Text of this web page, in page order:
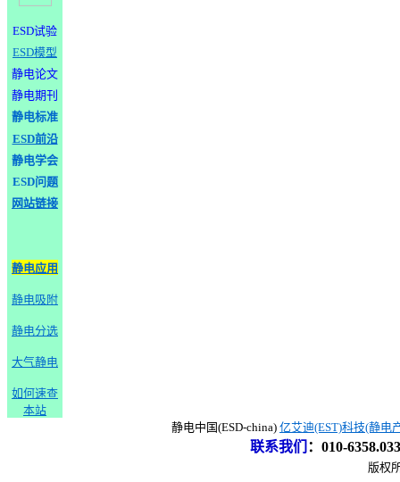
ESD试验
ESD模型
静电论文
静电期刊
静电标准
ESD前沿
静电学会
ESD问题
网站链接
静电应用
静电吸附
静电分选
大气静电
如何速查
本站
静电中国(ESD-china) 亿艾迪(EST)科技(静电
联系我们 ： 010-
版权